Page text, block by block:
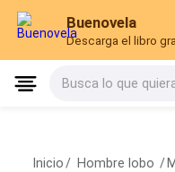
Buenovela
Descarga el libro
Busca lo que
Inicio / Hombre lobo /